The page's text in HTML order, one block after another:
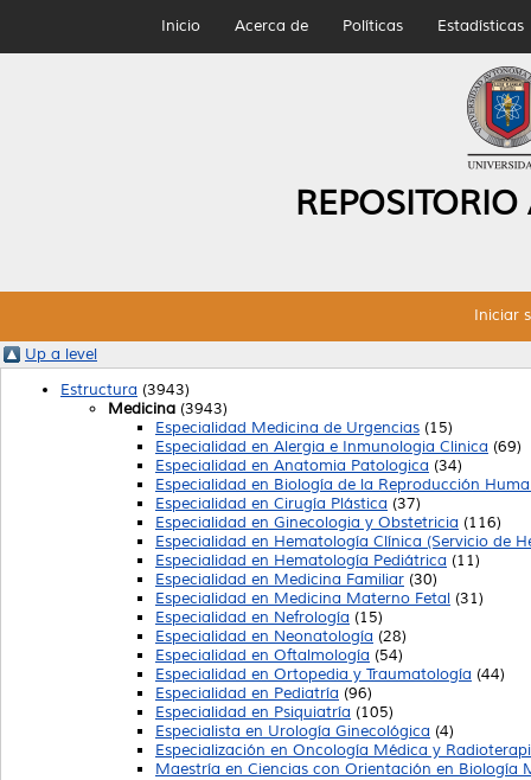
Inicio Acerca de Políticas Estadísticas
Iniciar
Up a level
Estructura (3943)
Medicina (3943)
Especialidad Medicina de Urgencias (15)
Especialidad en Alergia e Inmunologia Clinica (69)
Especialidad en Anatomia Patologica (34)
Especialidad en Biología de la Reproducción
Especialidad en Cirugía Plástica (37)
Especialidad en Ginecologia y Obstetricia (116)
Especialidad en Hematología Clínica (Servicio de
Especialidad en Hematología Pediátrica (11)
Especialidad en Medicina Familiar (30)
Especialidad en Medicina Materno Fetal (31)
Especialidad en Nefrología (15)
Especialidad en Neonatología (28)
Especialidad en Oftalmología (54)
Especialidad en Ortopedia y Traumatología (44)
Especialidad en Pediatría (96)
Especialidad en Psiquiatría (105)
Especialista en Urología Ginecológica (4)
Especialización en Oncología Médica y
Maestría en Ciencias con Orientación en Biología